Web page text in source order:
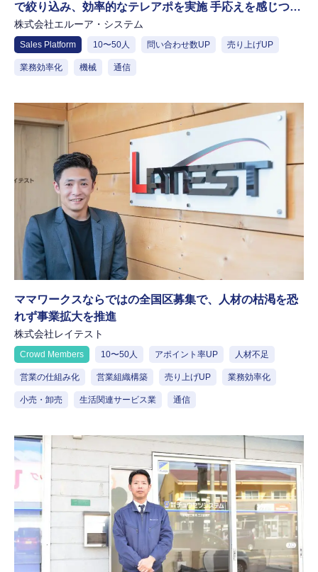
で絞り込み、効率的なテレアポを実施 手応えを感じつ
つ、今後の目標達成に向けてさらなる期待
株式会社エルーア・システム
Sales Platform 10〜50人 問い合わせ数UP 売り上げUP
業務効率化 機械 通信
ママワークスならではの全国区募集で、人材の枯渇を恐
れず事業拡大を推進
株式会社レイテスト
Crowd Members 10〜50人 アポイント率UP 人材不足
営業の仕組み化 営業組織構築 売り上げUP 業務効率化
小売・卸売 生活関連サービス業 通信